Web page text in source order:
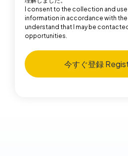
I consent to the collection and use
information in accordance with the
understand that I may be
opportunities.